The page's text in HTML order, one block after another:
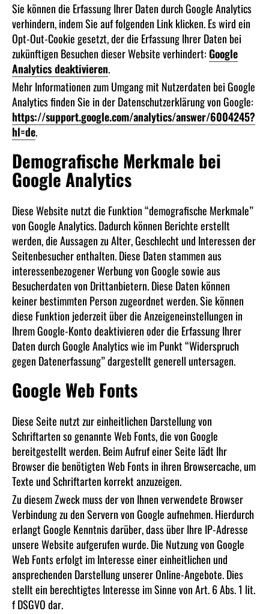
Sie können die Erfassung Ihrer Daten durch Google Analytics
verhindern, indem Sie auf folgenden Link klicken. Es wird ein
Opt-Out-Cookie gesetzt, der die Erfassung Ihrer Daten bei
zukünftigen Besuchen dieser Website verhindert:Google
Analytics deaktivieren.
Mehr Informationen zum Umgang mit Nutzerdaten bei Google
Analytics finden Sie in der Datenschutzerklärung von Google:
https://support.google.com/analytics/answer/6004245?
hl=de.
Demografische Merkmale bei
Google Analytics
Diese Website nutzt die Funktion “demografische Merkmale”
von Google Analytics. Dadurch können Berichte erstellt
werden, die Aussagen zu Alter, Geschlecht und Interessen der
Seitenbesucher enthalten. Diese Daten stammen aus
interessenbezogener Werbung von Google sowie aus
Besucherdaten von Drittanbietern. Diese Daten können
keiner bestimmten Person zugeordnet werden. Sie können
diese Funktion jederzeit über die Anzeigeneinstellungen in
Ihrem Google-Konto deaktivieren oder die Erfassung Ihrer
Daten durch Google Analytics wie im Punkt “Widerspruch
gegen Datenerfassung” dargestellt generell untersagen.
Google Web Fonts
Diese Seite nutzt zur einheitlichen Darstellung von
Schriftarten so genannte Web Fonts, die von Google
bereitgestellt werden. Beim Aufruf einer Seite lädt Ihr
Browser die benötigten Web Fonts in ihren Browsercache, um
Texte und Schriftarten korrekt anzuzeigen.
Zu diesem Zweck muss der von Ihnen verwendete Browser
Verbindung zu den Servern von Google aufnehmen. Hierdurch
erlangt Google Kenntnis darüber, dass über Ihre IP-Adresse
unsere Website aufgerufen wurde. Die Nutzung von Google
Web Fonts erfolgt im Interesse einer einheitlichen und
ansprechenden Darstellung unserer Online-Angebote. Dies
stellt ein berechtigtes Interesse im Sinne von Art. 6 Abs. 1 lit.
f DSGVO dar.